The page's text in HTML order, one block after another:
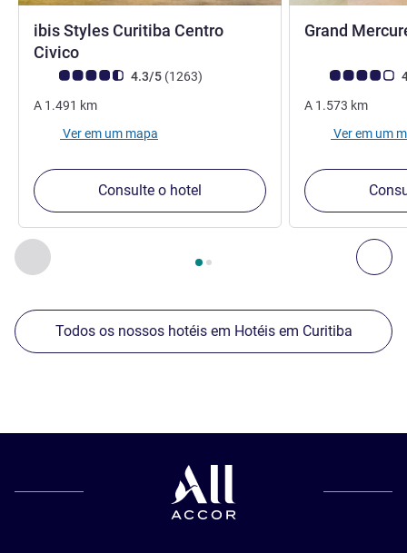
Anterior - Nossos outros estabelecimentos nas
Página , Nossos outros estabelecimentos nas
ibis Styles Curitiba Centro
Civico
Classificação clientes Avis (Classificação ALL)
4.3/5 (1263comentários
)
A 1.491 km
Ver em um mapa
Consulte o hotel
Grand
Classificação
A 1.573 km
Ver em um
Todos os nossos hotéis em Hotéis em Curitiba